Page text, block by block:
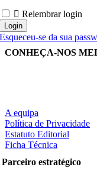
Relembrar login
Esqueceu-se da sua
CONHEÇA-NOS
A equipa
Política de Privacidade
Estatuto Editorial
Ficha Técnica
Parceiro estratégico